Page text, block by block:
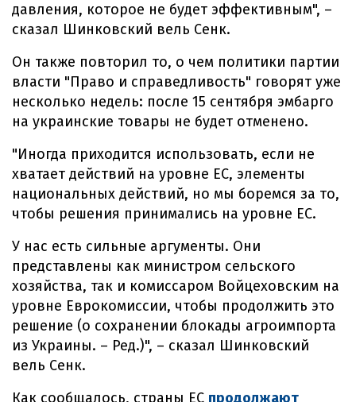
давления, которое не будет эффективным", –
сказал Шинковский вель Сенк.
Он также повторил то, о чем политики партии
власти "Право и справедливость" говорят уже
несколько недель: после 15 сентября эмбарго
на украинские товары не будет отменено.
"Иногда приходится использовать, если не
хватает действий на уровне ЕС, элементы
национальных действий, но мы боремся за то,
чтобы решения принимались на уровне ЕС.
У нас есть сильные аргументы. Они
представлены как министром сельского
хозяйства, так и комиссаром Войцеховским на
уровне Еврокомиссии, чтобы продолжить это
решение (о сохранении блокады агроимпорта
из Украины. – Ред.)", – сказал Шинковский
вель Сенк.
Как сообщалось, страны ЕС продолжают